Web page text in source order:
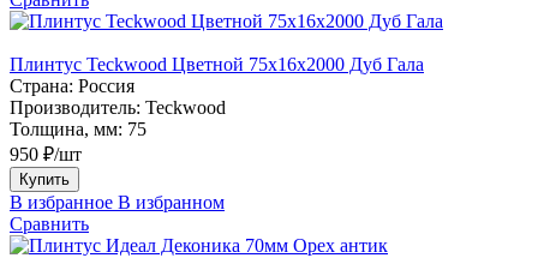
Плинтус Teckwood Цветной 75х16х2000 Дуб Гала
Страна: Россия
Производитель: Teckwood
Толщина, мм: 75
950 ₽/шт
Купить
В избранное В избранном
Сравнить